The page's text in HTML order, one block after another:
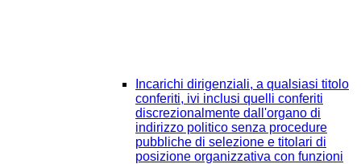
Incarichi dirigenziali, a qualsiasi titolo
conferiti, ivi inclusi quelli conferiti
discrezionalmente dall'organo di
indirizzo politico senza procedure
pubbliche di selezione e titolari di
posizione organizzativa con funzioni